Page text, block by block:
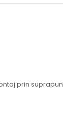
prin